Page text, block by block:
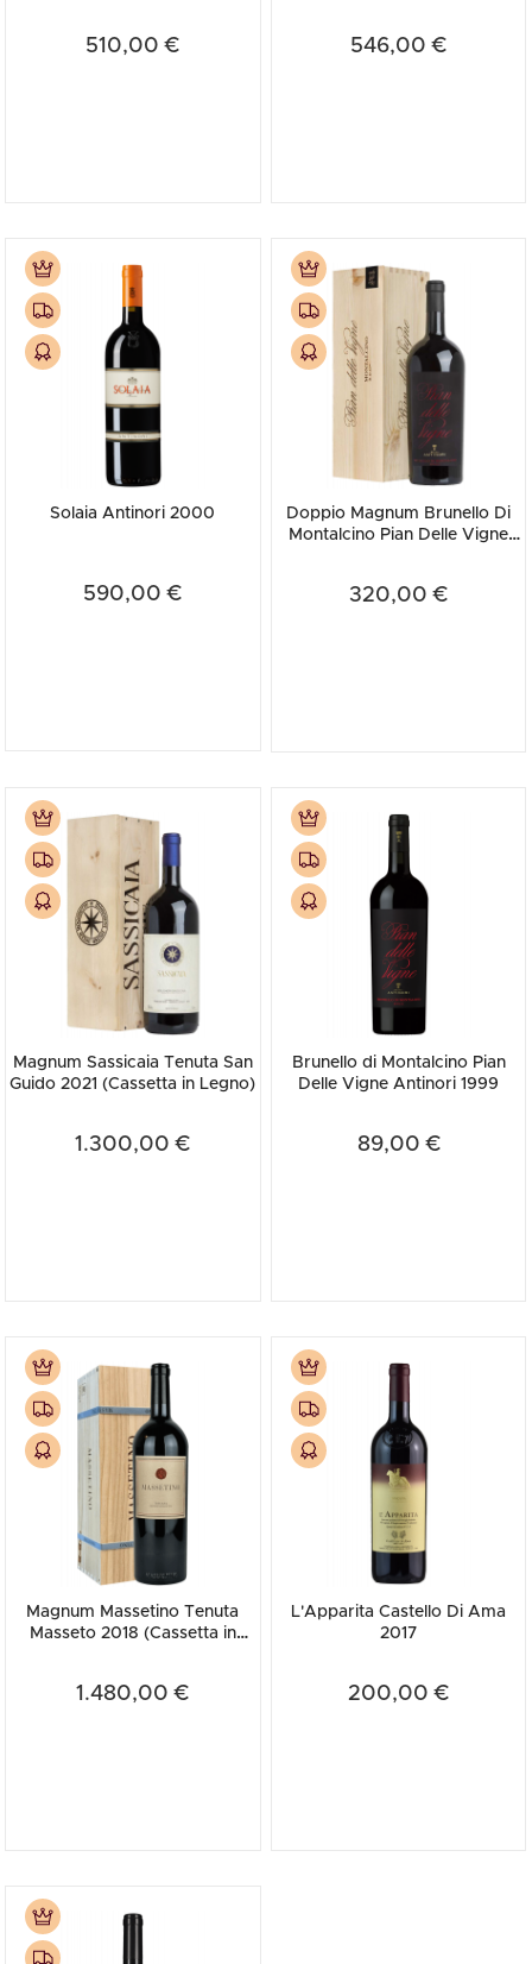
510,00 € 546,00 €
Solaia Antinori 2000
590,00 €
Doppio Magnum Brunello Di
Montalcino Pian Delle Vigne
320,00 €
Magnum Sassicaia Tenuta San
Guido 2021 (Cassetta in Legno)
1.300,00 €
Brunello di Montalcino Pian
Delle Vigne Antinori 1999
89,00 €
Magnum Massetino Tenuta
Masseto 2018 (Cassetta in
1.480,00 €
L'Apparita Castello Di Ama
2017
200,00 €